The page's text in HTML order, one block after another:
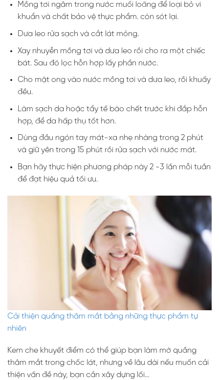
Mồng tơi ngâm trong nước muối loãng để loại bỏ vi
khuẩn và chất bảo vệ thực phẩm. còn sót lại.
Dưa leo rửa sạch và cắt lát mỏng.
Xay nhuyễn mồng tơi và dưa leo rồi cho ra một chiếc
bát. Sau đó lọc hỗn hợp lấy phần nước.
Cho mật ong vào nước mồng tơi và dưa leo, rồi khuấy
đều.
Làm sạch da hoặc tẩy tế bào chết trước khi đắp hỗn
hợp, để da hấp thụ tốt hơn.
Dùng đầu ngón tay mát-xa nhẹ nhàng trong 2 phút
và giữ yên trong 15 phút rồi rửa sạch với nước mát.
Bạn hãy thực hiện phương pháp này 2 -3 lần mỗi tuần
để đạt hiệu quả tối ưu.
Cải thiện quầng thâm mắt bằng những thực phẩm tự
nhiên
Kem che khuyết điểm có thể giúp bạn làm mờ quầng
thâm mắt trong chốc lát, nhưng về lâu dài nếu muốn cải
thiện vấn đề này, bạn cần xây dựng lối…